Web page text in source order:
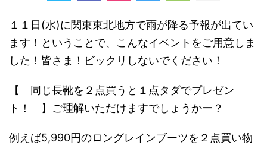
１１日(水)に関東東北地方で雨が降る予報が出てい
ます！ということで、こんなイベントをご用意しま
した！皆さま！ビックリしないでください！
【 同じ長靴を２点買うと１点タダでプレゼン
ト！ 】ご理解いただけますでしょうかー？
例えば5,990円のロングレインブーツを２点買い物